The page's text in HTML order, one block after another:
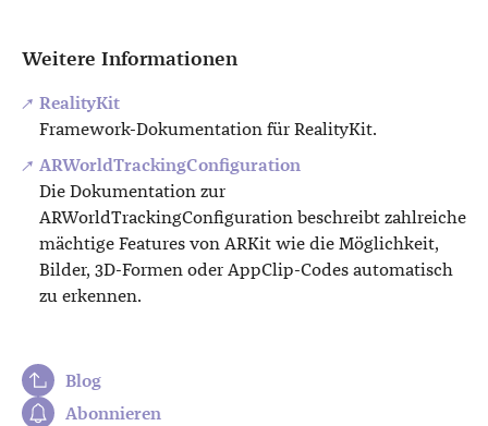
Weitere Informationen
RealityKit
Framework-Dokumentation für RealityKit.
ARWorldTrackingConfiguration
Die Dokumentation zur
ARWorldTrackingConfiguration beschreibt zahlreiche
mächtige Features von ARKit wie die Möglichkeit,
Bilder, 3D-Formen oder AppClip-Codes automatisch
zu erkennen.
Blog
Abonnieren